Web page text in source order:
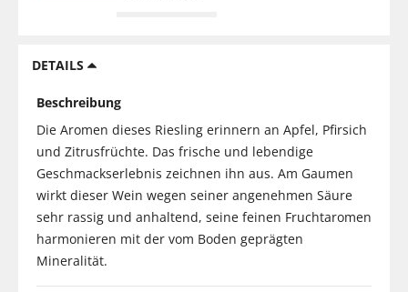
DETAILS
Beschreibung
Die Aromen dieses Riesling erinnern an Apfel, Pfirsich
und Zitrusfrüchte. Das frische und lebendige
Geschmackserlebnis zeichnen ihn aus. Am Gaumen
wirkt dieser Wein wegen seiner angenehmen Säure
sehr rassig und anhaltend, seine feinen Fruchtaromen
harmonieren mit der vom Boden geprägten
Mineralität.